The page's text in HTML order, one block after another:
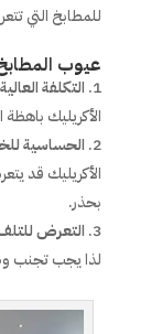
للمطابخ التي
عيوب
التكلفة العالية
الأكريليك باهظة
الحساسية
الأكريليك قد
بحذر.
التعرض
لذا يجب تجنب